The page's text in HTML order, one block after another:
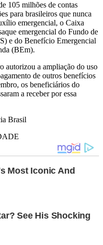
105 milhões de contas
para brasileiros que nunca
emergencial, o Caixa
emergencial do Fundo de
e do Benefício Emergencial
(BEm).
autorizou a ampliação do uso
de outros benefícios
os beneficiários do
a receber por essa
Brasil